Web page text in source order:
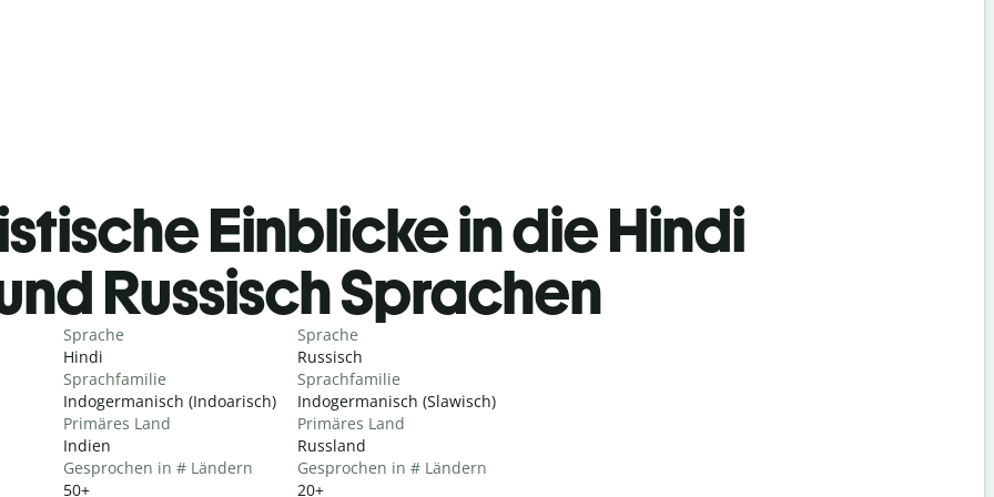
Einblicke in die Hindi
Russisch Sprachen
Sprache
Hindi
Sprachfamilie
Indogermanisch (Indoarisch)
Primäres Land
Indien
Gesprochen in # Ländern
50+
Sprache
Russisch
Sprachfamilie
Indogermanisch (Slawisch)
Primäres Land
Russland
Gesprochen in # Ländern
20+